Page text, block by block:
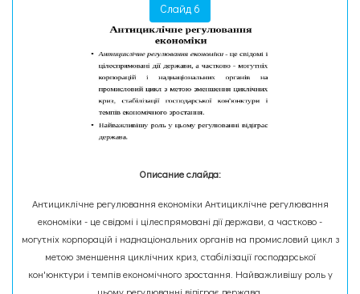
Слайд 6
Описание слайда:
Антициклічне регулювання економіки Антициклічне регулювання
економіки - це свідомі і цілеспрямовані дії держави, а частково -
могутніх корпорацій і наднаціональних органів на промисловий цикл з
метою зменшення циклічних криз, стабілізації господарської
кон'юнктури і темпів економічного зростання. Найважливішу роль у